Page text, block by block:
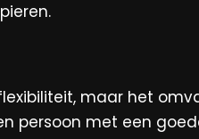
maar het
persoon met een